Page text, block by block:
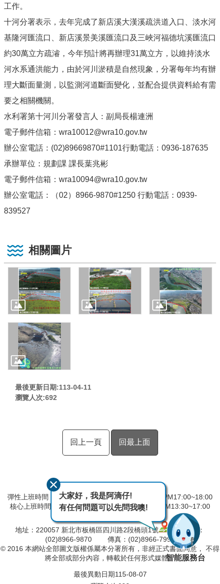
工作。
十河分署表示，去年完成了新店溪大漢溪疏洪道入口、淡水河
基隆河匯流口、新店溪景美溪匯流口及三峽河福德坑溪匯流口
約30萬立方疏濬，今年預計將再辦理31萬立方，以維持淡水
河水系通洪能力，由於河川淤積是自然現象，分署每年均有辦
理大斷面量測，以監測河道斷面變化，並配合提供資料給有需
要之相關機關。
水利署第十河川分署發言人：副局長楊連洲
電子郵件信箱：wra10012@wra10.gov.tw
辦公室電話：(02)89669870#1101行動電話：0936-187635
承辦單位：規劃課 課長葉兆彬
電子郵件信箱：wra10094@wra10.gov.tw
辦公室電話：（02）8966-9870#1250 行動電話：0939-
839527
相關圖片
最後更新日期:113-04-11
瀏覽人次:692
回上一頁 回最上面
彈性上班時間：AM8:00~09:00 彈性下班時間：PM17:00~18:00
核心上班時間：星期一 ~ 星期五 AM08:30~12:30 PM13:30~17:00
地址：220057 新北市板橋區四川路2段橋頭1號
電話：
(02)8966-9870 傳真：(02)8966-7996
© 2016 本網站全部圖文版權係屬本分署所有，非經正式書面同意， 不得
將全部或部分內容，轉載於任何形式媒體。
最後異動日期115-08-07
大家好，我是阿滴仔!
有任何問題可以先問我噢!
智能服務台